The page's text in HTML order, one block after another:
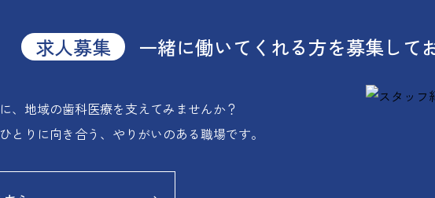
求人募集 一緒に働いてくれる方を募集して
、地域の歯科医療を支えてみませんか？
とりに向き合う、やりがいのある職場です。